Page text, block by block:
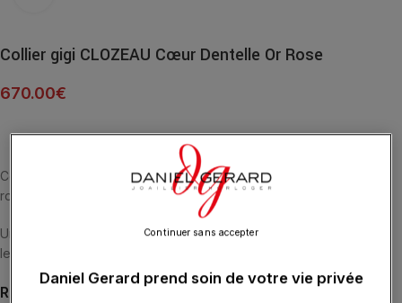
Collier gigi CLOZEAU Cœur Dentelle Or Rose
670.00€
Collier Classique Gigi avec pendentif « Cœur Dentelle » résine, or
rose 18 carats.
Un esprit Rock sous un cœur tendre, le « Coeur Dentelle » casse
les codes. Un brin de délicatesse et beaucoup de caractère …
RÉSINE
Daniel Gerard prend soin de votre vie privée
Continuer sans accepter